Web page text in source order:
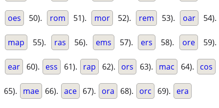
oes 50). rom 51). mor 52). rem 53). oar 54).
map 55). ras 56). ems 57). ers 58). ore 59).
ear 60). ess 61). rap 62). ors 63). mac 64). cos
65). mae 66). ace 67). ora 68). orc 69). era